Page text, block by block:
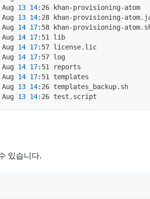
Aug 13 14:26 khan-provisioning-atom
Aug 13 14:28 khan-provisioning-
Aug 14 17:58 khan-provisioning-
Aug 14 17:51 lib
Aug 14 17:57 license.lic
Aug 14 17:57 log
Aug 14 17:51 reports
Aug 14 17:51 templates
Aug 13 14:26 templates_backup.sh
Aug 13 14:26 test.script
있습니다.